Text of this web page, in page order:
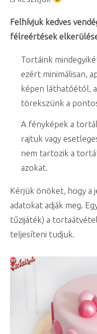
Felhívjuk kedves
félreértések
Tortáink
ezért minimálisan,
képen láthatóétól,
törekszünk a
A fényképek a
rajtuk vagy
nem tartozik a
azokat.
Kérjük önöket, hogy a
adatokat adják meg.
tűzijáték) a
teljesíteni tudjuk.